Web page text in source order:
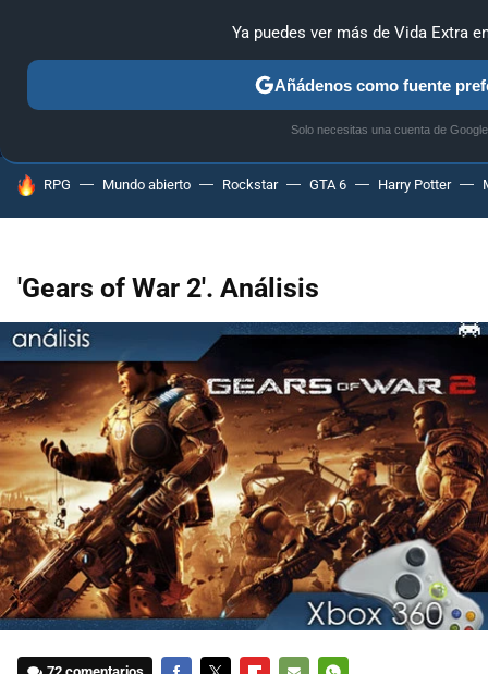
MENÚ NUEVO
PC SONY NINTENDO
HOY SE HABLA DE
RPG Mundo abierto Rockstar GTA 6 Harry Potter
'Gears of War 2'. Análisis
Ya puedes ver más de Vida Extra
Añádenos como fuente
Solo necesitas una cuenta de Google